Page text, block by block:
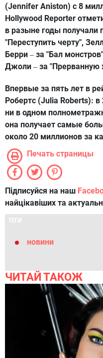
(Jennifer Aniston) с 8
Hollywood Reporter
в разыне годы получали
"Переступить черту",
Берри – за "Бал
Джоли – за "Прерванную
Впервые за пять лет в
Робертс (Julia Roberts):
ни в одном
она получает самые
около 20 миллионов за
Печать страницы
Підписуйся на наш
найцікавіших та
ТЕГИ
новини
ЧИТАЙ ТАКОЖ